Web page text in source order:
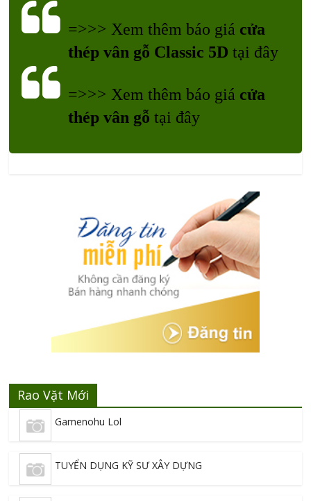
=>>> Xem thêm báo giá cửa
thép vân gỗ Classic 5D tại đây
=>>> Xem thêm báo giá cửa
thép vân gỗtại đây
Rao Vặt Mới
Gamenohu Lol
TUYỂN DỤNG KỸ SƯ XÂY DỰNG